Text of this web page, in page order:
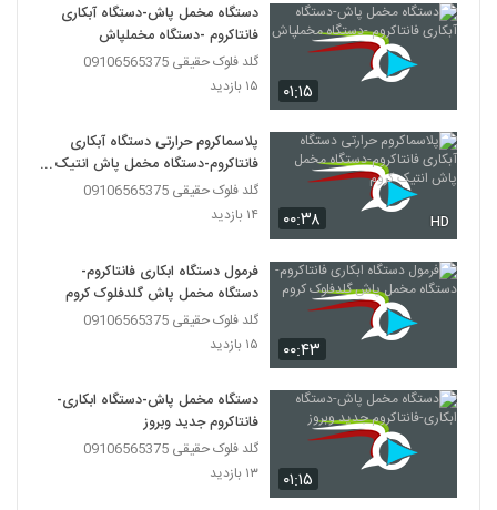
۰۱:۱۵
دستگاه مخمل پاش-دستگاه آبکاری
فانتاکروم -دستگاه مخملپاش
گلد فلوک حقیقی 09106565375
۱۵ بازدید
۰۰:۳۸ HD
پلاسماکروم حرارتی دستگاه آبکاری
فانتاکروم-دستگاه مخمل پاش انتیک
کروم
گلد فلوک حقیقی 09106565375
۱۴ بازدید
۰۰:۴۳
فرمول دستگاه ابکاری فانتاکروم-
دستگاه مخمل پاش گلدفلوک کروم
گلد فلوک حقیقی 09106565375
۱۵ بازدید
۰۱:۱۵
دستگاه مخمل پاش-دستگاه ابکاری-
فانتاکروم جدید وبروز
گلد فلوک حقیقی 09106565375
۱۳ بازدید